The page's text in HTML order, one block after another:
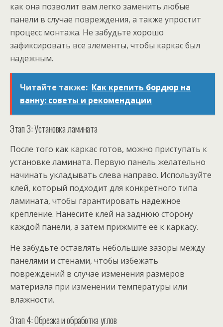
как она позволит вам легко заменить любые
панели в случае повреждения, а также упростит
процесс монтажа. Не забудьте хорошо
зафиксировать все элементы, чтобы каркас был
надежным.
Читайте также: Как крепить бордюр на
ванну: советы и рекомендации
Этап 3: Установка ламината
После того как каркас готов, можно приступать к
установке ламината. Первую панель желательно
начинать укладывать слева направо. Используйте
клей, который подходит для конкретного типа
ламината, чтобы гарантировать надежное
крепление. Нанесите клей на заднюю сторону
каждой панели, а затем прижмите ее к каркасу.
Не забудьте оставлять небольшие зазоры между
панелями и стенами, чтобы избежать
повреждений в случае изменения размеров
материала при изменении температуры или
влажности.
Этап 4: Обрезка и обработка углов